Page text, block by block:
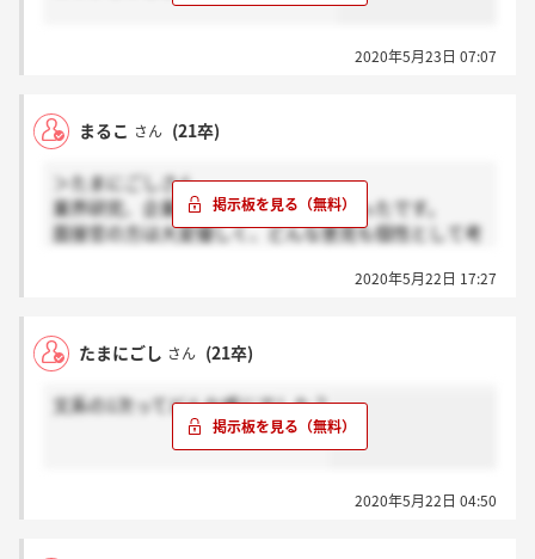
2020年5月23日 07:07
まるこ さん (21卒)
＞たまにごしさん
業界研究、企業研究必須の質問が多かったです。
面接官の方は大変優しく、どんな意見も個性として考
てもリラックスして受けられました。頑張ってくださ
2020年5月22日 17:27
たまにごし さん (21卒)
文系の1次ってどんな感じでした？
2020年5月22日 04:50